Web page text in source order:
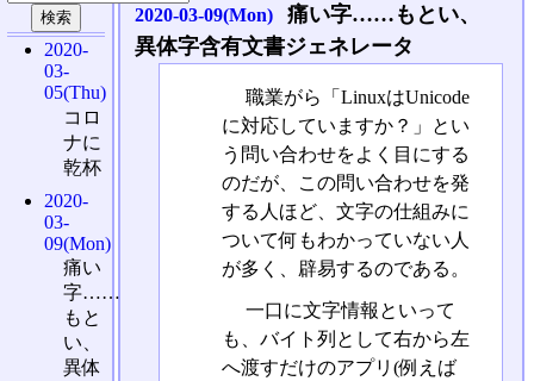
2020-03-09(Mon)
痛い字……もとい、
異体字含有文書ジェネレータ
職業がら「LinuxはUnicode
に対応していますか？」とい
う問い合わせをよく目にする
のだが、この問い合わせを発
する人ほど、文字の仕組みに
ついて何もわかっていない人
が多く、辟易するのである。
一口に文字情報といって
も、バイト列として右から左
へ渡すだけのアプリ(例えば
2020-
03-
05(Thu)
コロ
ナに
乾杯
2020-
03-
09(Mon)
痛い
字……
もと
い、
異体